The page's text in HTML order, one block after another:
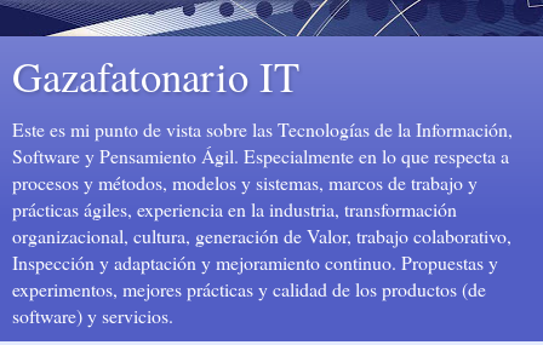
Gazafatonario IT
Este es mi punto de vista sobre las Tecnologías de la Información,
Software y Pensamiento Ágil. Especialmente en lo que respecta a
procesos y métodos, modelos y sistemas, marcos de trabajo y
prácticas ágiles, experiencia en la industria, transformación
organizacional, cultura, generación de Valor, trabajo colaborativo,
Inspección y adaptación y mejoramiento continuo. Propuestas y
experimentos, mejores prácticas y calidad de los productos (de
software) y servicios.